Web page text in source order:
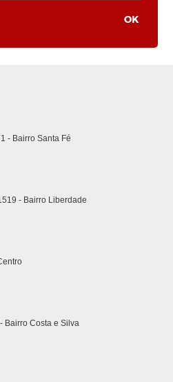
- Bairro Santa Fé
- Bairro Liberdade
Bairro Costa e Silva